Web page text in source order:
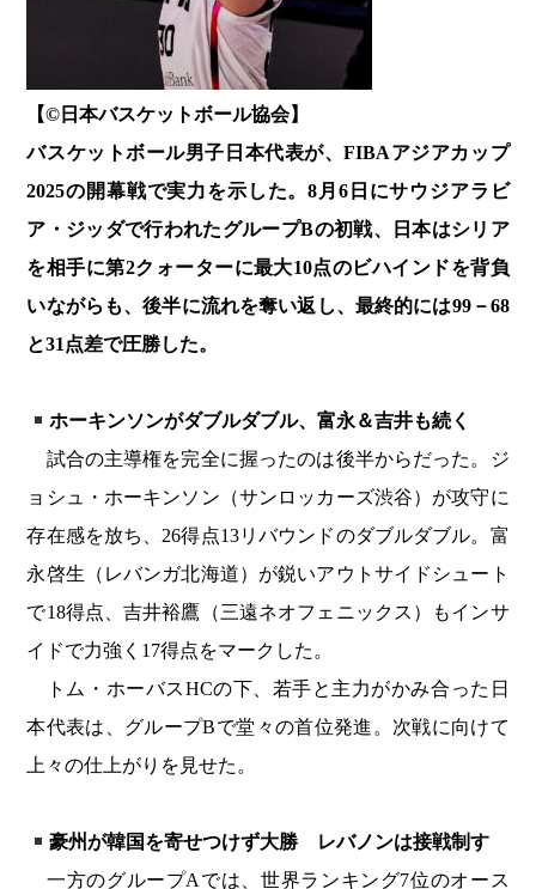
【©️日本バスケットボール協会】
バスケットボール男子日本代表が、FIBAアジアカップ
2025の開幕戦で実力を示した。8月6日にサウジアラビ
ア・ジッダで行われたグループBの初戦、日本はシリア
を相手に第2クォーターに最大10点のビハインドを背負
いながらも、後半に流れを奪い返し、最終的には99－68
と31点差で圧勝した。
ホーキンソンがダブルダブル、富永＆吉井も続く
試合の主導権を完全に握ったのは後半からだった。ジ
ョシュ・ホーキンソン（サンロッカーズ渋谷）が攻守に
存在感を放ち、26得点13リバウンドのダブルダブル。富
永啓生（レバンガ北海道）が鋭いアウトサイドシュート
で18得点、吉井裕鷹（三遠ネオフェニックス）もインサ
イドで力強く17得点をマークした。
トム・ホーバスHCの下、若手と主力がかみ合った日
本代表は、グループBで堂々の首位発進。次戦に向けて
上々の仕上がりを見せた。
豪州が韓国を寄せつけず大勝 レバノンは接戦制す
一方のグループAでは、世界ランキング7位のオース